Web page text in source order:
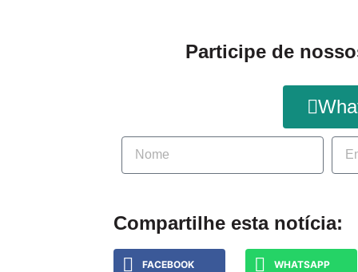
Participe de
Compartilhe esta notícia:
FACEBOOK WHATSAPP